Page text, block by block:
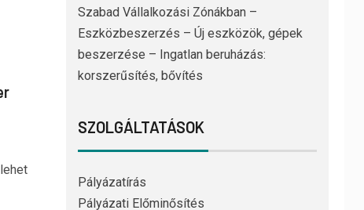
Szabad Vállalkozási Zónákban –
Eszközbeszerzés – Új eszközök, gépek
beszerzése – Ingatlan beruházás:
korszerűsítés, bővítés
SZOLGÁLTATÁSOK
Pályázatírás
Pályázati Előminősítés